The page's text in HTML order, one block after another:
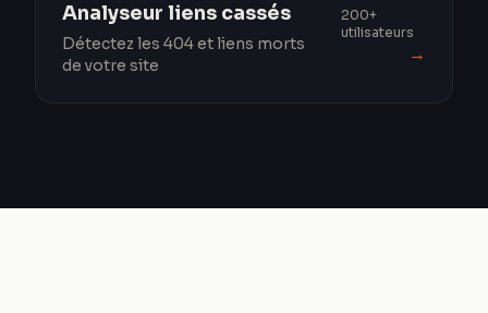
Analyseur liens cassés
Détectez les 404 et liens morts
de votre site
200+
utilisateurs
→